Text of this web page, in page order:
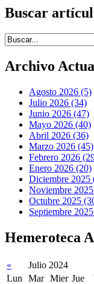
Buscar
Introduce términos de
Archivo
Agosto 2026 (5)
Julio 2026 (34)
Junio 2026 (47)
Mayo 2026 (40)
Abril 2026 (36)
Marzo 2026 (45)
Febrero 2026
Enero 2026 (20)
Diciembre 2025
Noviembre
Octubre 2025
Septiembre
Hemeroteca
« Julio 2024
Lun
Mar Mier Jue